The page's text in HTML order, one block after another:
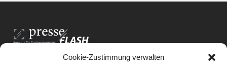
Cookie-Zustimmung verwalten
PresseFlash e.U.